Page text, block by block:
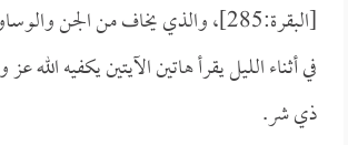
[البقرة:285]، والذي يخاف من الجن
في أثناء الليل يقرأ هاتين الآيتين يكفيه الله
ذي شر.